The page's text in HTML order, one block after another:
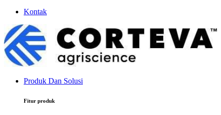
Kontak
Produk Dan Solusi
Fitur produk